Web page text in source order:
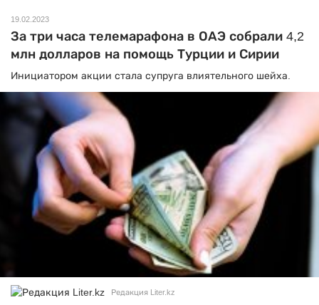
19.02.2023
За три часа телемарафона в ОАЭ собрали 4,2
млн долларов на помощь Турции и Сирии
Инициатором акции стала супруга влиятельного шейха.
Редакция Liter.kz